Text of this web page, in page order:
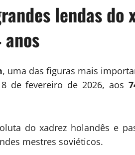
lendas do
, uma das figuras mais
de fevereiro de 2026, aos
do xadrez holandês e
mestres soviéticos.